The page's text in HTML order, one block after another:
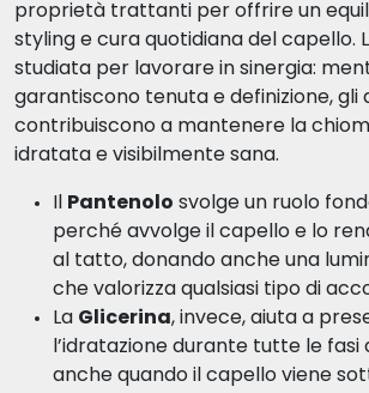
proprietà trattanti per offrire un
styling e cura quotidiana del capello.
studiata per lavorare in sinergia:
garantiscono tenuta e definizione,
contribuiscono a mantenere la
idratata e visibilmente sana.
Pantenolo svolge un ruolo
perché avvolge il capello e lo
al tatto, donando anche una
che valorizza qualsiasi tipo di
La Glicerina, invece, aiuta a
l’idratazione durante tutte le fasi
anche quando il capello viene